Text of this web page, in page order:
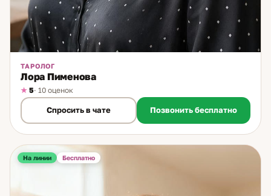
ТАРОЛОГ
Лора Пименова
5· 10 оценок
Спросить в чате Позвонить бесплатно
На линии Бесплатно